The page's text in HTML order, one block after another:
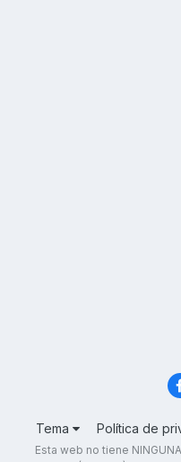
Tema Política de
Esta web no tiene